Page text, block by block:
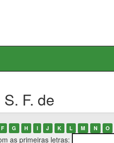
F. de
F G H I J K L M N O
as primeiras letras: